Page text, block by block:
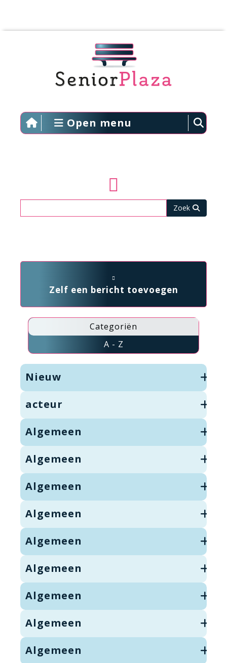
Open menu
Zelf een bericht toevoegen
Categoriën
A - Z
Nieuw
acteur
Algemeen
Algemeen
Algemeen
Algemeen
Algemeen
Algemeen
Algemeen
Algemeen
Algemeen